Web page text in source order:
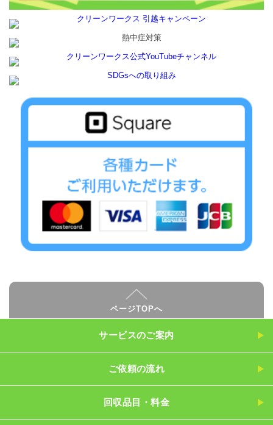
ページTOPへ
サービスのご案内
ご依頼の流れ
回収品目・料金